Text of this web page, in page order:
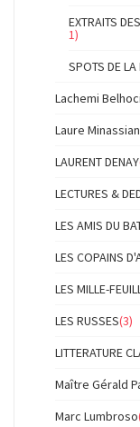
EXTRAITS
1)
SPOTS DE LA
Lachemi
Laure Minassian
LAURENT DENAY
LECTURES &
LES AMIS DU
LES COPAINS
LES MILLE-
LES RUSSES(3)
LITTERATURE
Maître Gérald
Marc Lumbroso